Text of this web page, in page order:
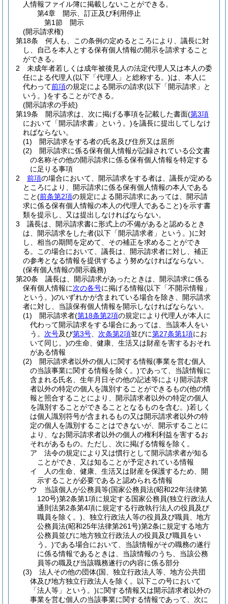
人情報ファイル簿に掲載しないことができる。
第4章
開示、訂正及び利用停止
第1節
開示
(開示請求権)
第18条
何人も、この条例の定めるところにより、議長に対
し、自己を本人とする保有個人情報の開示を請求すること
ができる。
2
未成年者若しくは成年被後見人の法定代理人又は本人の委
任による代理人(以下「代理人」と総称する。)は、本人に
代わって前項の規定による開示の請求(以下「開示請求」と
いう。)をすることができる。
(開示請求の手続)
第19条
開示請求は、次に掲げる事項を記載した書面(第3項
において「開示請求書」という。)を議長に提出してしなけ
ればならない。
(1)
開示請求をする者の氏名及び住所又は居所
(2)
開示請求に係る保有個人情報が記録されている公文書
の名称その他の開示請求に係る保有個人情報を特定する
に足りる事項
2
前項の場合において、開示請求をする者は、議長が定める
ところにより、開示請求に係る保有個人情報の本人である
こと(前条第2項の規定による開示請求にあっては、開示請
求に係る保有個人情報の本人の代理人であること)を示す書
類を提示し、又は提出しなければならない。
3
議長は、開示請求書に形式上の不備があると認めるとき
は、開示請求をした者(以下「開示請求者」という。)に対
し、相当の期間を定めて、その補正を求めることができ
る。
この場合において、議長は、開示請求者に対し、補正
の参考となる情報を提供するよう努めなければならない。
(保有個人情報の開示義務)
第20条
議長は、開示請求があったときは、開示請求に係る
保有個人情報に次の各号に掲げる情報(以下「不開示情報」
という。)のいずれかが含まれている場合を除き、開示請求
者に対し、当該保有個人情報を開示しなければならない。
(1)
開示請求者(第18条第2項の規定により代理人が本人に
代わって開示請求をする場合にあっては、当該本人をい
う。 次号及び第3号 次条第2項並びに第27条第1項にお
いて同じ。)の生命、健康、生活又は財産を害するおそれ
がある情報
(2)
開示請求者以外の個人に関する情報(事業を営む個人
の当該事業に関する情報を除く。)であって、当該情報に
含まれる氏名、生年月日その他の記述等により開示請求
者以外の特定の個人を識別することができるもの(他の情
報と照合することにより、開示請求者以外の特定の個人
を識別することができることとなるものを含む。)若しく
は個人識別符号が含まれるもの又は開示請求者以外の特
定の個人を識別することはできないが、開示することに
より、なお開示請求者以外の個人の権利利益を害するお
それがあるもの。 ただし、次に掲げる情報を除く。
ア
法令の規定により又は慣行として開示請求者が知る
ことができ、又は知ることが予定されている情報
イ
人の生命、健康、生活又は財産を保護するため、開
示することが必要であると認められる情報
ウ
当該個人が公務員等(国家公務員法(昭和22年法律第
120号)第2条第1項に規定する国家公務員(独立行政法人
通則法第2条第4項に規定する行政執行法人の役員及び
職員を除く。) 、独立行政法人等の役員及び職員、地方
公務員法(昭和25年法律第261号)第2条に規定する地方
公務員並びに地方独立行政法人の役員及び職員をい
う。)である場合において、当該情報がその職務の遂行
に係る情報であるときは、当該情報のうち、当該公務
員等の職及び当該職務遂行の内容に係る部分
(3)
法人その他の団体(国、独立行政法人等、地方公共団
体及び地方独立行政法人を除く。以下この号において
「法人等」という。)に関する情報又は開示請求者以外の
事業を営む個人の当該事業に関する情報であって、次に